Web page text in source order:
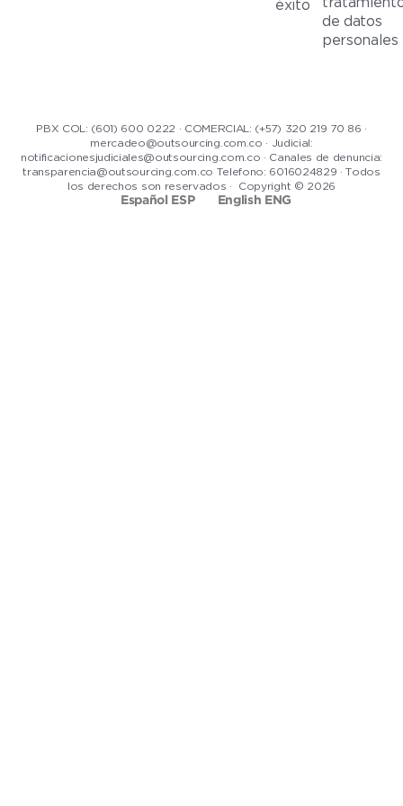
éxito
de datos
personales
PBX COL: (601) 600 0222 · COMERCIAL: (+57) 320 219 70 86 ·
mercadeo@outsourcing.com.co · Judicial:
notificacionesjudiciales@outsourcing.com.co · Canales de denuncia:
transparencia@outsourcing.com.co Telefono: 6016024829 · Todos
los derechos son reservados · Copyright © 2026
Español ESP English ENG